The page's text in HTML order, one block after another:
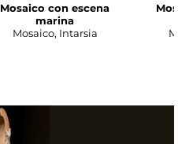
Mosaico con escena
marina
Mosaico, Intarsia